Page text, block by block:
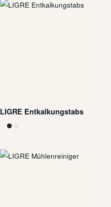
LIGRE Entkalkungstabs